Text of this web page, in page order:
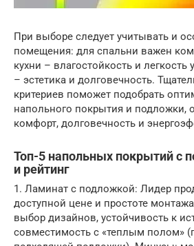
При выборе следует учитывать и
помещения: для спальни важен
кухни – влагостойкость и легкость
– эстетика и долговечность.
критериев поможет подобрать
напольного покрытия и подложки,
комфорт, долговечность и
Топ-5 напольных покрытий с
и рейтинг
1. Ламинат с подложкой: Лидер
доступной цене и простоте
выбор дизайнов, устойчивость к
совместимость с «теплым полом»